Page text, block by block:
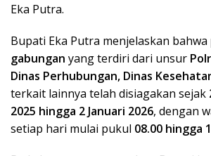
Eka Putra.
Bupati Eka Putra menjelaskan bahwa
gabungan yang terdiri dari unsur
Dinas Perhubungan, Dinas
terkait lainnya telah disiagakan sejak
2025 hingga 2 Januari 2026, dengan
setiap hari mulai pukul 08.00 hingga